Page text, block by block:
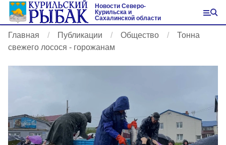
Новости Северо-
Курильска и
Сахалинской области
Главная Публикации Общество
Тонна
свежего лосося - горожанам